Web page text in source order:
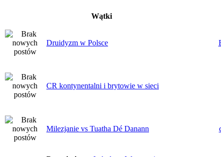
Wątki
Druidyzm w Polsce
CR kontynentalni i brytowie w sieci
Milezjanie vs Tuatha Dé Danann